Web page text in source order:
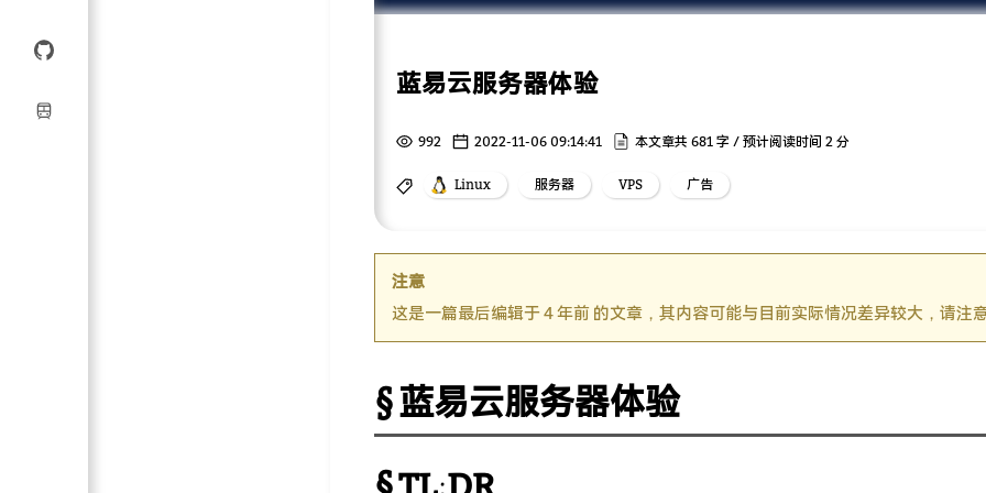
蓝易云服务器体验
992 2022-11-06 09:14:41 本文章共 681 字 / 预计阅读时间 2 分
Linux 服务器 VPS 广告
注意
这是一篇最后编辑于 4 年前 的文章，其内容可能与目前实际情况差异较大，请注
蓝易云服务器体验